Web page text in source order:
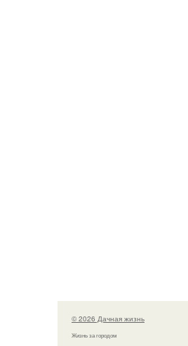
© 2026 Дачная жизнь
Жизнь за городом